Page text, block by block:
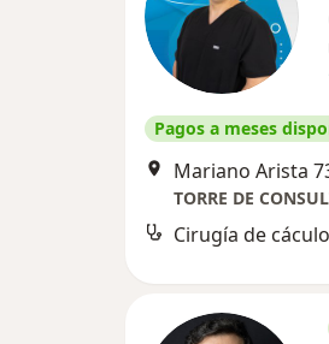
Pagos a meses
Mariano Arista
TORRE DE
Cirugía de